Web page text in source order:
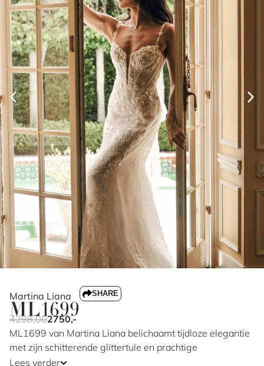
Martina Liana
ML1699
SHARE
4298,002750,-
ML1699 van Martina Liana belichaamt tijdloze elegantie
met zijn schitterende glittertule en prachtige
bloemenkant. Het ontwerp omarmt een romantisch
Lees verder